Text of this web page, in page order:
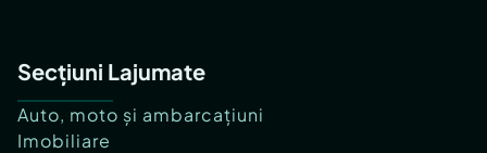
Secțiuni Lajumate
Auto, moto și ambarcațiuni
Imobiliare